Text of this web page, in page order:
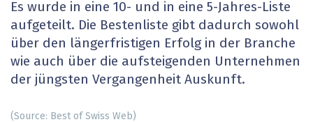
Es wurde in eine 10- und in eine 5-Jahres-Liste
aufgeteilt. Die Bestenliste gibt dadurch sowohl
über den längerfristigen Erfolg in der Branche
wie auch über die aufsteigenden Unternehmen
der jüngsten Vergangenheit Auskunft.
(Source: Best of Swiss Web)